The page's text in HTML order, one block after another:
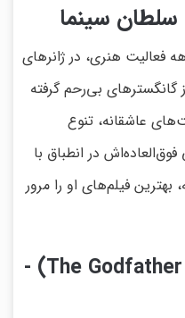
سلطان سینما
فعالیت هنری، در ژانرهای
بی‌رحم گرفته
عاشقانه، تنوع
در انطباق با
بهترین فیلم‌های او را مرور
۱. پدرخوانده ۲ (The Godfather Part II) -